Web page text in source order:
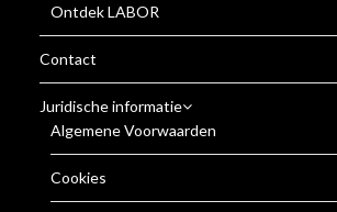
Ontdek LABOR
Contact
Juridische informatie
Algemene Voorwaarden
Cookies